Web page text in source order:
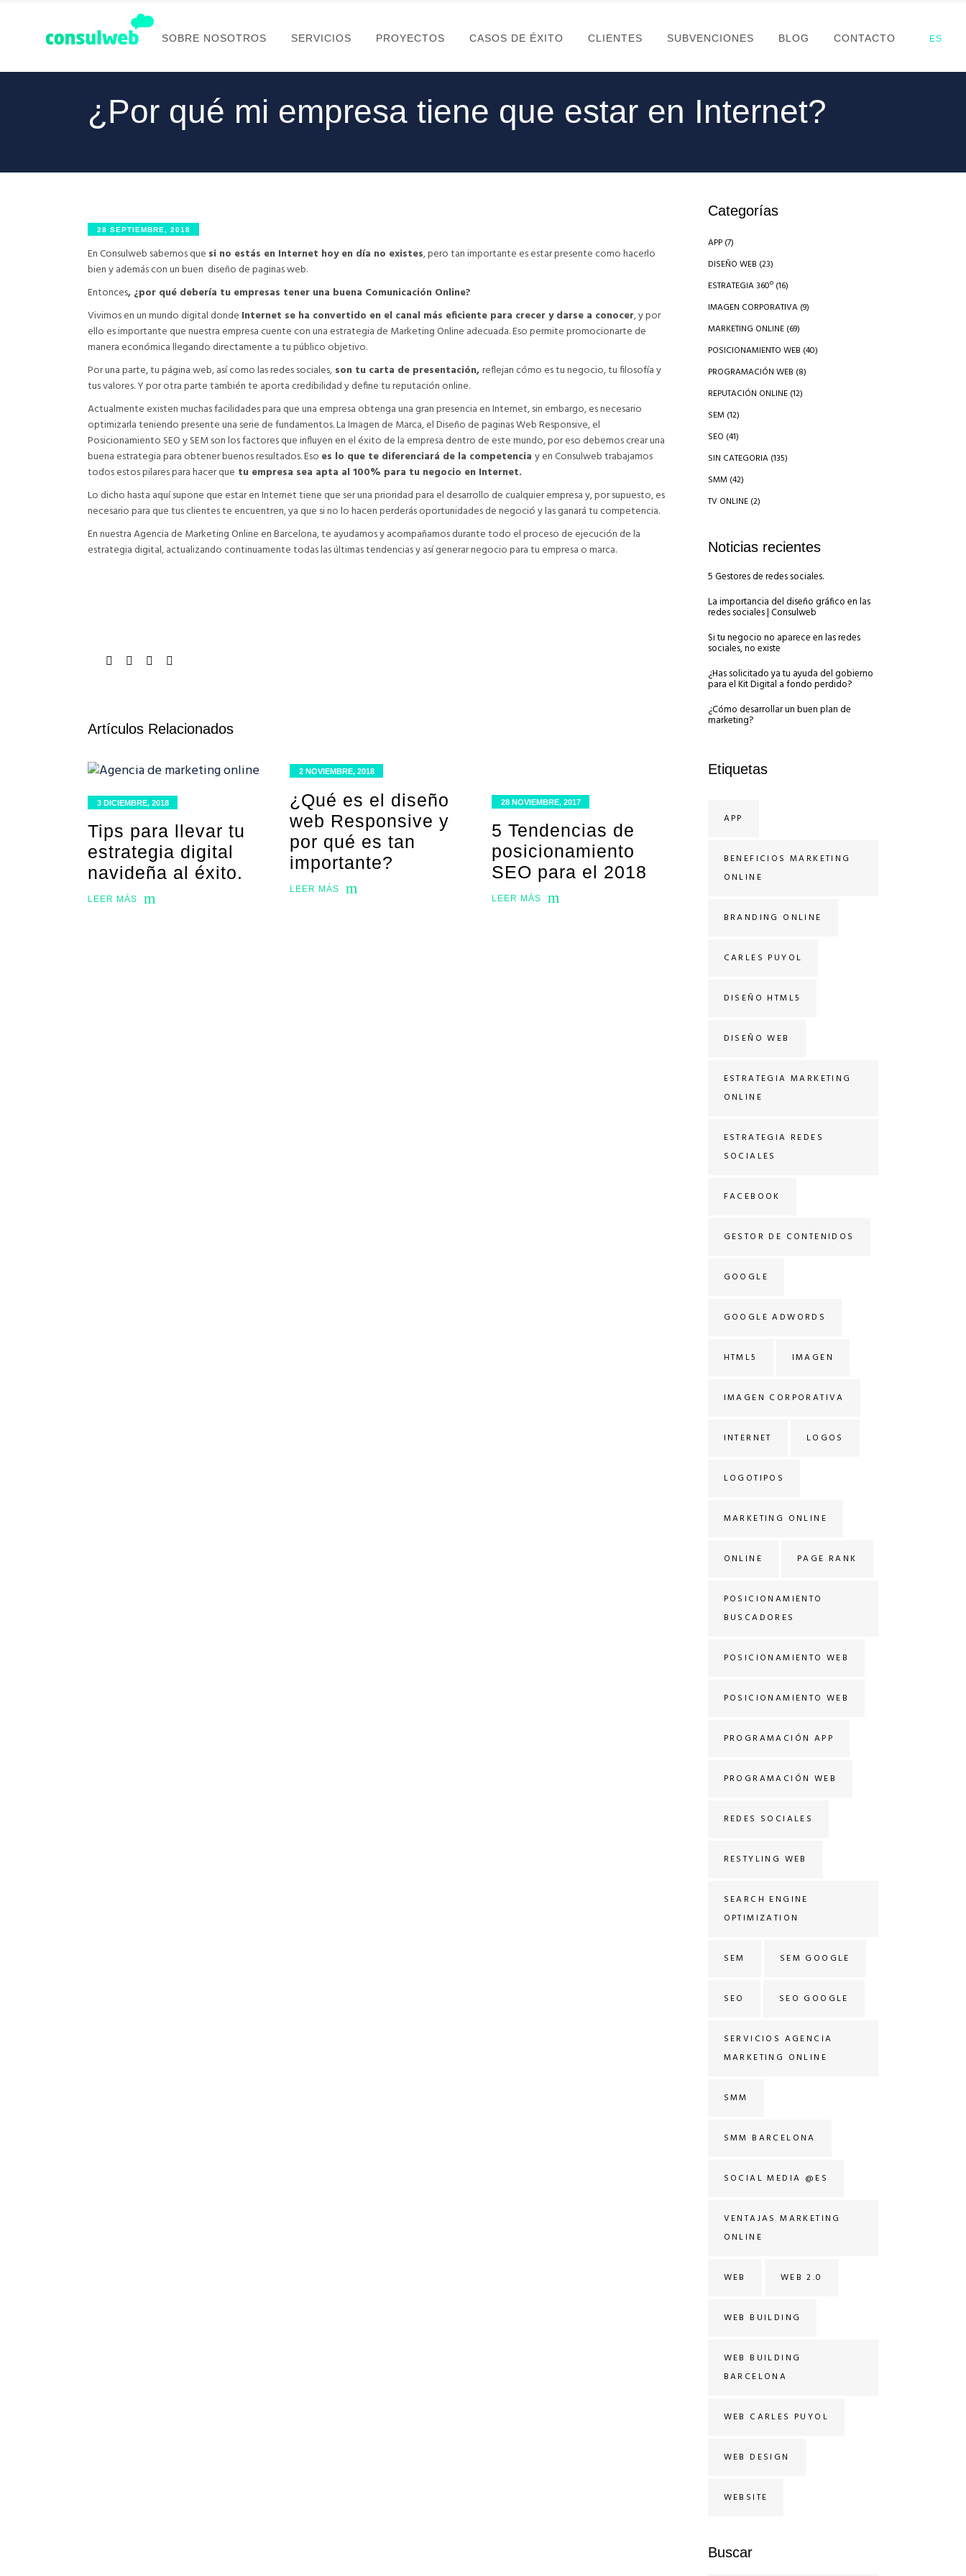
SOBRE NOSOTROS SERVICIOS PROYECTOS CASOS DE ÉXITO CLIENTES SUBVENCIONES BLOG CONTACTO ES
¿Por qué mi empresa tiene que estar en Internet?
28 SEPTIEMBRE, 2018
En Consulweb sabemos que si no estás en Internet hoy en día no existes, pero tan importante es estar presente como hacerlo
bien y además con un buen diseño de paginas web.
Entonces, ¿por qué debería tu empresas tener una buena Comunicación Online?
Vivimos en un mundo digital donde Internet se ha convertido en el canal más eficiente para crecer y darse a conocer, y por
ello es importante que nuestra empresa cuente con una estrategia de Marketing Online adecuada. Eso permite promocionarte de
manera económica llegando directamente a tu público objetivo.
Por una parte, tu página web, así como las redes sociales, son tu carta de presentación,reflejan cómo es tu negocio, tu filosofía y
tus valores. Y por otra parte también te aporta credibilidad y define tu reputación online.
Actualmente existen muchas facilidades para que una empresa obtenga una gran presencia en Internet, sin embargo, es necesario
optimizarla teniendo presente una serie de fundamentos. La Imagen de Marca, el Diseño de paginas Web Responsive, el
Posicionamiento SEO y SEM son los factores que influyen en el éxito de la empresa dentro de este mundo, por eso debemos crear una
buena estrategia para obtener buenos resultados. Eso es lo que te diferenciará de la competencia y en Consulweb trabajamos
todos estos pilares para hacer que tu empresa sea apta al 100% para tu negocio en Internet.
Lo dicho hasta aquí supone que estar en Internet tiene que ser una prioridad para el desarrollo de cualquier empresa y, por supuesto, es
necesario para que tus clientes te encuentren, ya que si no lo hacen perderás oportunidades de negoció y las ganará tu competencia.
En nuestra Agencia de Marketing Online en Barcelona, te ayudamos y acompañamos durante todo el proceso de ejecución de la
estrategia digital, actualizando continuamente todas las últimas tendencias y así generar negocio para tu empresa o marca.
Artículos Relacionados
3 DICIEMBRE, 2018
Tips para llevar tu
estrategia digital
navideña al éxito.
LEER MÁS
2 NOVIEMBRE, 2018
¿Qué es el diseño
web Responsive y
por qué es tan
importante?
LEER MÁS
28 NOVIEMBRE, 2017
5 Tendencias de
posicionamiento
SEO para el 2018
LEER MÁS
Categorías
APP(7)
DISEÑO WEB (23)
ESTRATEGIA 360º(16)
IMAGEN CORPORATIVA(9)
MARKETING ONLINE(69)
POSICIONAMIENTO WEB (40)
PROGRAMACIÓN WEB (8)
REPUTACIÓN ONLINE(12)
SEM(12)
SEO (41)
SIN CATEGORIA(135)
SMM(42)
TV ONLINE(2)
Noticias recientes
5 Gestores de redes sociales.
La importancia del diseño gráfico en las
redes sociales | Consulweb
Si tu negocio no aparece en las redes
sociales, no existe
¿Has solicitado ya tu ayuda del gobierno
para el Kit Digital a fondo perdido?
¿Cómo desarrollar un buen plan de
marketing?
Etiquetas
APP
BENEFICIOS MARKETING
ONLINE
BRANDING ONLINE
CARLES PUYOL
DISEÑO HTML5
DISEÑO WEB
ESTRATEGIA MARKETING
ONLINE
ESTRATEGIA REDES
SOCIALES
FACEBOOK
GESTOR DE CONTENIDOS
GOOGLE
GOOGLE ADWORDS
HTML5 IMAGEN
IMAGEN CORPORATIVA
INTERNET LOGOS
LOGOTIPOS
MARKETING ONLINE
ONLINE PAGE RANK
POSICIONAMIENTO
BUSCADORES
POSICIONAMIENTO WEB
POSICIONAMIENTO WEB
PROGRAMACIÓN APP
PROGRAMACIÓN WEB
REDES SOCIALES
RESTYLING WEB
SEARCH ENGINE
OPTIMIZATION
SEM SEM GOOGLE
SEO SEO GOOGLE
SERVICIOS AGENCIA
MARKETING ONLINE
SMM
SMM BARCELONA
SOCIAL MEDIA @ES
VENTAJAS MARKETING
ONLINE
WEB WEB 2.0
WEB BUILDING
WEB BUILDING
BARCELONA
WEB CARLES PUYOL
WEB DESIGN
WEBSITE
Buscar